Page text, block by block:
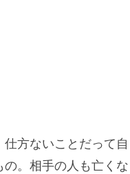
方ないことだって自
。相手の人も亡くな